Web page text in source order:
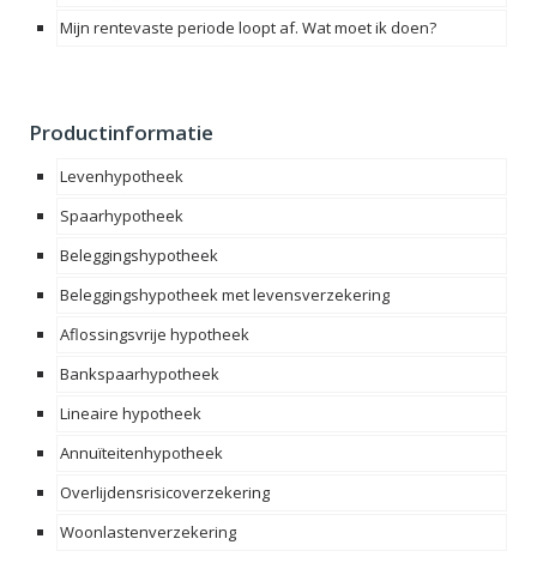
Mijn rentevaste periode loopt af. Wat moet ik doen?
Productinformatie
Levenhypotheek
Spaarhypotheek
Beleggingshypotheek
Beleggingshypotheek met levensverzekering
Aflossingsvrije hypotheek
Bankspaarhypotheek
Lineaire hypotheek
Annuïteitenhypotheek
Overlijdensrisicoverzekering
Woonlastenverzekering